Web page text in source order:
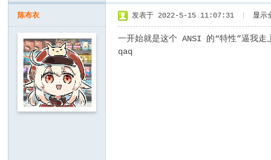
陈布衣 发表于 2022-5-15 11:07:31 显示
一开始就是这个 ANSI 的“特性”逼我
qaq